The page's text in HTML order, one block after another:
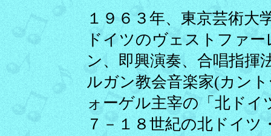
１９６３年、東京芸術大
ドイツのヴェストファー
ン、即興演奏、合唱指揮
ルガン教会音楽家(カン
ォーゲル主宰の「北ド
７－１８世紀の北ドイツ